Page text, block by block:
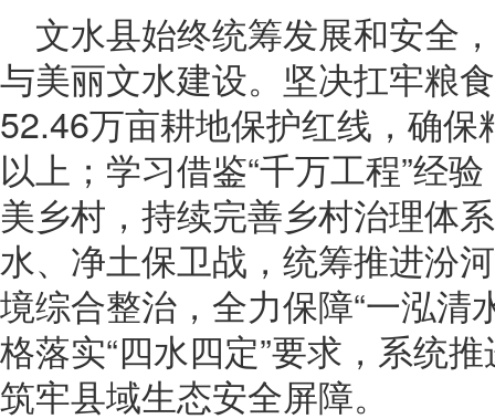
文水县始终统筹发展和安全
与美丽文水建设。坚决扛牢粮
52.46万亩耕地保护红线，确
以上；学习借鉴“千万工程”经
美乡村，持续完善乡村治理体
水、净土保卫战，统筹推进汾
境综合整治，全力保障“一泓清
格落实“四水四定”要求，系统
筑牢县域生态安全屏障。